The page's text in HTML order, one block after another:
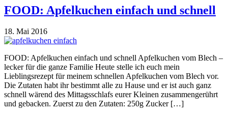
FOOD: Apfelkuchen einfach und schnell
18. Mai 2016
FOOD: Apfelkuchen einfach und schnell Apfelkuchen vom Blech –
lecker für die ganze Familie Heute stelle ich euch mein
Lieblingsrezept für meinem schnellen Apfelkuchen vom Blech vor.
Die Zutaten habt ihr bestimmt alle zu Hause und er ist auch ganz
schnell wärend des Mittagsschlafs eurer Kleinen zusammengerührt
und gebacken. Zuerst zu den Zutaten: 250g Zucker […]